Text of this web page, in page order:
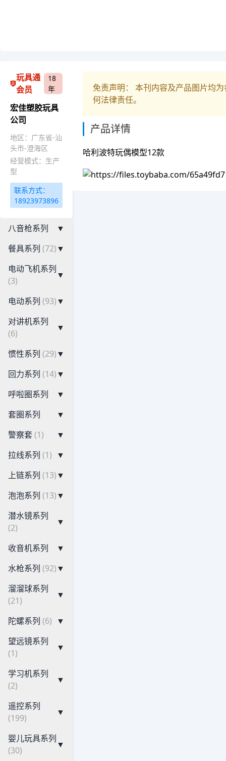
玩具通
会员
18
年
宏佳塑胶玩具
公司
地区：广东省-汕
头市-澄海区
经营模式：生产
型
联系方式：
18923973896
八音枪系列
▼
餐具系列 (72)▼
电动飞机系列
(3)
▼
电动系列 (93)▼
对讲机系列
(6)
▼
惯性系列 (29)▼
回力系列 (14)▼
呼啦圈系列
▼
套圈系列
▼
警察套(1)
▼
拉线系列 (1) ▼
上链系列 (13)▼
泡泡系列 (13)▼
潜水镜系列
(2)
▼
收音机系列
▼
水枪系列 (92)▼
溜溜球系列
(21)
▼
陀螺系列 (6) ▼
望远镜系列
(1)
▼
学习机系列
(2)
▼
遥控系列
(199)
▼
婴儿玩具系列
(30)
▼
免责声明： 本刊内容及产品图片均
何法律责任。
产品详情
哈利波特玩偶模型12款